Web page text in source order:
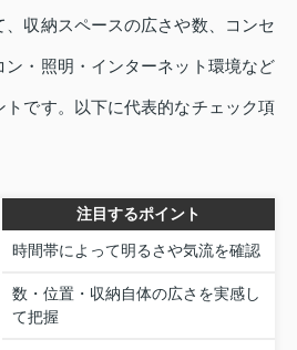
収納スペースの広さや数、コンセ
ン・照明・インターネット環境など
トです。以下に代表的なチェック項
注目するポイント
時間帯によって明るさや気流を確認
数・位置・収納自体の広さを実感し
て把握